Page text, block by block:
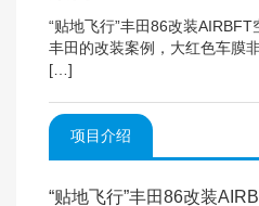
“贴地飞行”丰田86改装
丰田的改装案例，大红色车膜
[…]
项目介绍
“贴地飞行”丰田86改装